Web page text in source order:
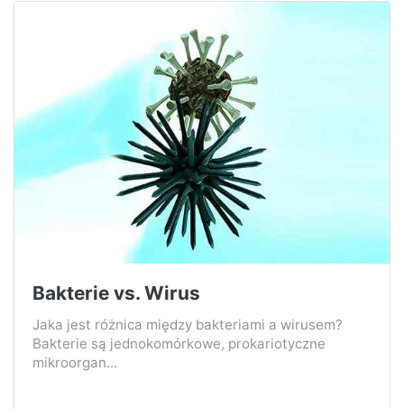
Bakterie vs. Wirus
Jaka jest różnica między bakteriami a wirusem?
Bakterie są jednokomórkowe, prokariotyczne
mikroorgan...